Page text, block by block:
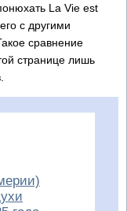
La Vie est
с другими
сравнение
странице лишь